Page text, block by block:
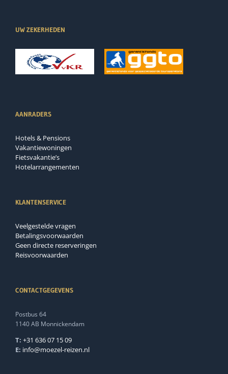
UW ZEKERHEDEN
AANRADERS
Hotels & Pensions
Vakantiewoningen
Fietsvakantie’s
Hotelarrangementen
KLANTENSERVICE
Veelgestelde vragen
Betalingsvoorwaarden
Geen directe reserveringen
Reisvoorwaarden
CONTACTGEGEVENS
Postbus 64
1140 AB Monnickendam
T: +31 636 07 15 09
E: info@moezel-reizen.nl